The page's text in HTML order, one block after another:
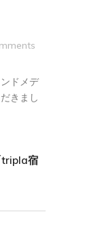
ドメデ
きまし
tripla宿